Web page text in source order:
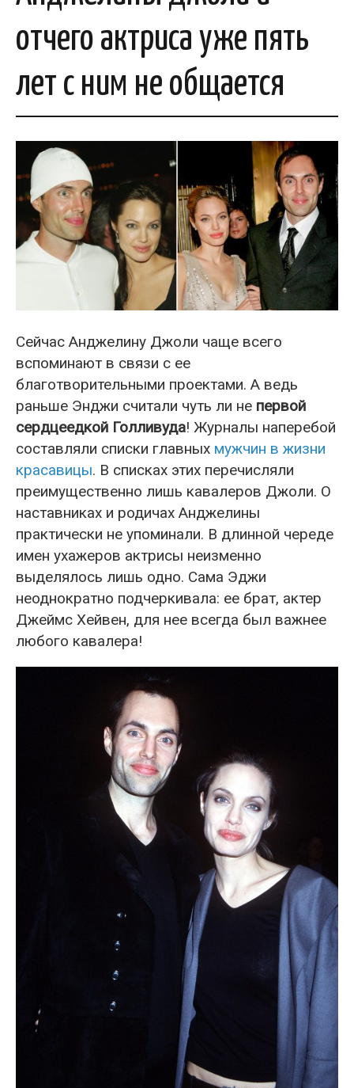
отчего актриса уже пять
лет с ним не общается
Сейчас Анджелину Джоли чаще всего
вспоминают в связи с ее
благотворительными проектами. А ведь
раньше Энджи считали чуть ли не первой
сердцеедкой Голливуда! Журналы наперебой
составляли списки главных мужчин в жизни
красавицы. В списках этих перечисляли
преимущественно лишь кавалеров Джоли. О
наставниках и родичах Анджелины
практически не упоминали. В длинной череде
имен ухажеров актрисы неизменно
выделялось лишь одно. Сама Эджи
неоднократно подчеркивала: ее брат, актер
Джеймс Хейвен, для нее всегда был важнее
любого кавалера!